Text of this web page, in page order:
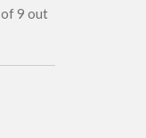
of 9 out